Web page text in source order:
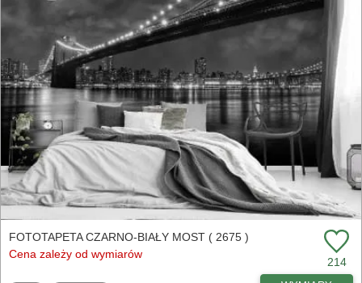
FOTOTAPETA CZARNO-BIAŁY MOST ( 2675 )
Cena zależy od wymiarów
214